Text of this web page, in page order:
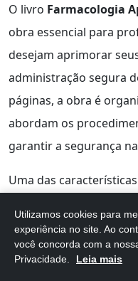
O livro Farmacologia
obra essencial para
desejam aprimorar
administração segura
páginas, a obra é
abordam os
garantir a segurança
Uma das
explicativos,
abordados. Além
Utilizamos cookies para
experiência no site. Ao
você concorda com a
Privacidade.
Leia mais